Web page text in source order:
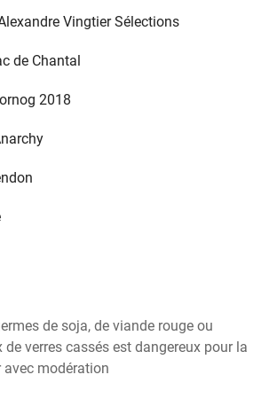
Vingtier Sélections
de Chantal
2018
de soja, de viande rouge ou
de verres cassés est dangereux pour la
modération